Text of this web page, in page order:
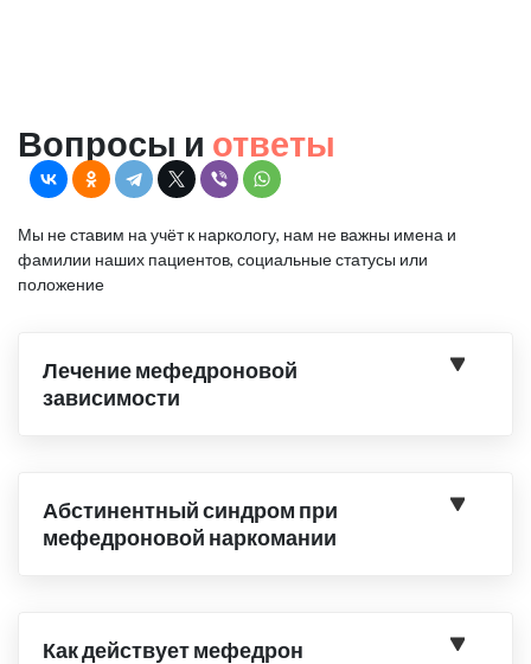
Вопросы и ответы
Мы не ставим на учёт к наркологу, нам не важны имена и
фамилии наших пациентов, социальные статусы или
положение
Лечение мефедроновой
зависимости
Абстинентный синдром при
мефедроновой наркомании
Как действует мефедрон